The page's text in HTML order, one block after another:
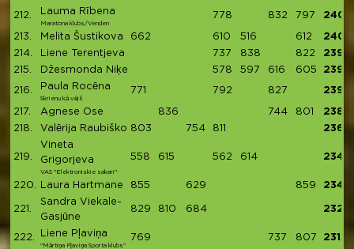
212. Lauma Rībena
Maratona klubs/Venden
778 832 797 2407
213. Melita Šustikova 662 610 516 612
2400
214.
Liene Terentjeva 737 838 822
2397
215.
Džesmonda Niķe 578 597 616 605 2396
216. Paula Rocēna
Skrienu kā vējš
771 792 827 2390
217. Agnese Ose 836 744 801
2381
218.
Valērija Raubiško 803 754 811 2368
219.
Vineta
Grigorjeva
VAS "Elektroniskie sakari"
558 615 562 614 2349
220. Laura Hartmane 855 629 859 2343
221.
Sandra Viekale-
Gasjūne
829 810 684 2323
222. Liene Pļaviņa
"Mārtiņa Pļaviņa Sporta klubs"
769 737 807 2313